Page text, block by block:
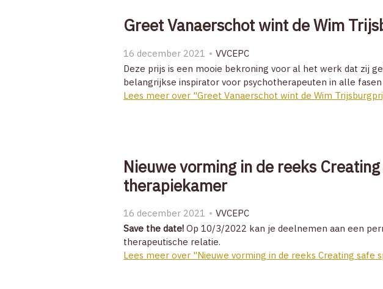
Greet Vanaerschot wint de Wim
16 december 2021
VVCEPC
Deze prijs is een mooie bekroning voor al het werk dat zij
belangrijkse inspirator voor psychotherapeuten in alle
Lees meer over "Greet Vanaerschot wint de Wim
Nieuwe vorming in de reeks
therapiekamer
16 december 2021
VVCEPC
Save the date! Op 10/3/2022 kan je deelnemen aan een
therapeutische relatie.
Lees meer over "Nieuwe vorming in de reeks Creating